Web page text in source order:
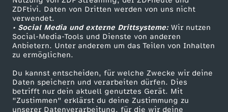
ZDFtivi. Daten von Dritten werden von uns nicht
verwendet.
• Social Media und externe Drittsysteme:Wir nutzen
Social-Media-Tools und Dienste von anderen
Anbietern. Unter anderem um das Teilen von Inhalten
zu ermöglichen.
Du kannst entscheiden, für welche Zwecke wir deine
Daten speichern und verarbeiten dürfen. Dies
betrifft nur dein aktuell genutztes Gerät. Mit
"Zustimmen" erklärst du deine Zustimmung zu
unserer Datenverarbeitung, für die wir deine
ZDF Unternehmen
Karriere
ZDF goes Schule
Werbefernsehen